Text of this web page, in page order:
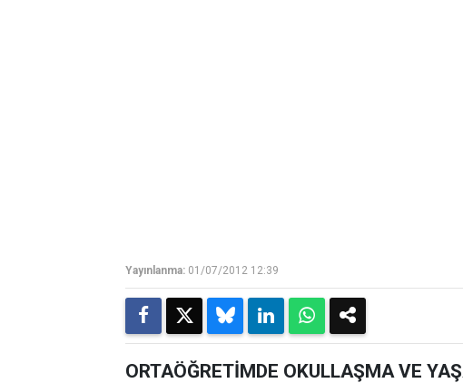
Yayınlanma: 01/07/2012 12:39
ORTAÖĞRETİMDE OKULLAŞMA VE